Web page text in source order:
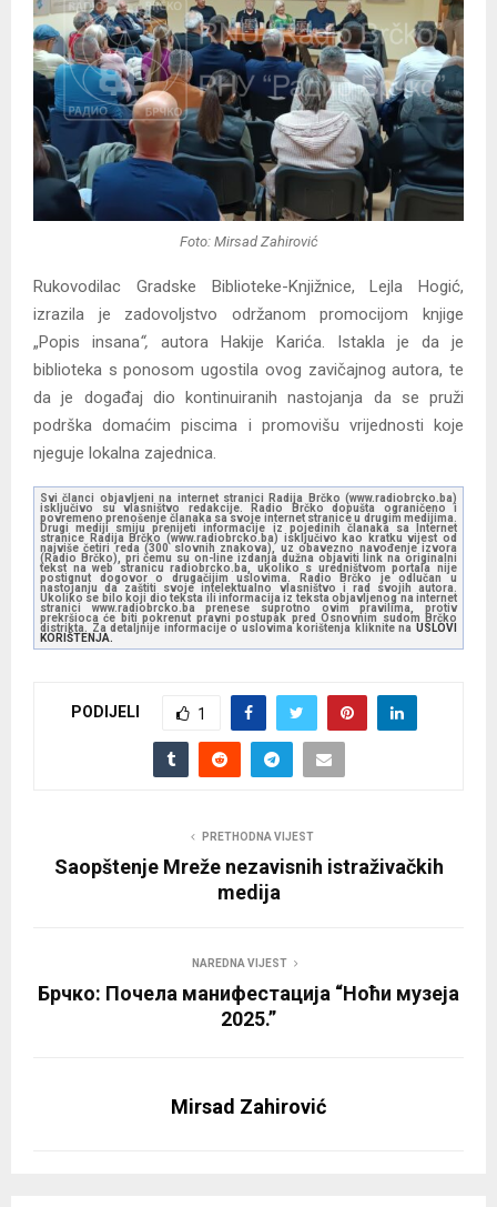
Foto: Mirsad Zahirović
Rukovodilac Gradske Biblioteke-Knjižnice, Lejla Hogić,
izrazila je zadovoljstvo održanom promocijom knjige
„Popis insana“, autora Hakije Karića. Istakla je da je
biblioteka s ponosom ugostila ovog zavičajnog autora, te
da je događaj dio kontinuiranih nastojanja da se pruži
podrška domaćim piscima i promovišu vrijednosti koje
njeguje lokalna zajednica.
Svi članci objavljeni na internet stranici Radija Brčko (www.radiobrcko.ba)
isključivo su vlasništvo redakcije. Radio Brčko dopušta ograničeno i
povremeno prenošenje članaka sa svoje internet stranice u drugim medijima.
Drugi mediji smiju prenijeti informacije iz pojedinih članaka sa Internet
stranice Radija Brčko (www.radiobrcko.ba) isključivo kao kratku vijest od
najviše četiri reda (300 slovnih znakova), uz obavezno navođenje izvora
(Radio Brčko), pri čemu su on-line izdanja dužna objaviti link na originalni
tekst na web stranicu radiobrcko.ba, ukoliko s uredništvom portala nije
postignut dogovor o drugačijim uslovima. Radio Brčko je odlučan u
nastojanju da zaštiti svoje intelektualno vlasništvo i rad svojih autora.
Ukoliko se bilo koji dio teksta ili informacija iz teksta objavljenog na internet
stranici www.radiobrcko.ba prenese suprotno ovim pravilima, protiv
prekršioca će biti pokrenut pravni postupak pred Osnovnim sudom Brčko
distrikta. Za detaljnije informacije o uslovima korištenja kliknite na USLOVI
KORIŠTENJA.
PODIJELI 1
PRETHODNA VIJEST
Saopštenje Mreže nezavisnih istraživačkih
medija
NAREDNA VIJEST
Брчко: Почела манифестација “Ноћи музеја
2025.”
Mirsad Zahirović